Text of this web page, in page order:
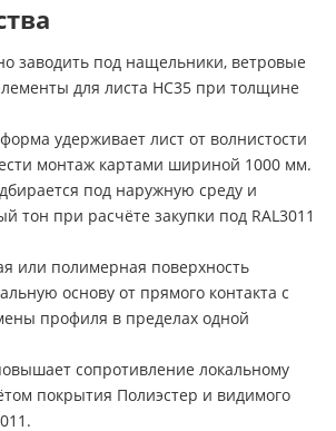
заводить под нащельники, ветровые
для листа НС35 при толщине
удерживает лист от волнистости
монтаж картами шириной 1000 мм.
под наружную среду и
тон при расчёте закупки под RAL3011
или полимерная поверхность
основу от прямого контакта с
профиля в пределах одной
сопротивление локальному
покрытия Полиэстер и видимого